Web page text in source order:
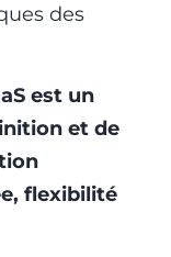
des
est un
et de
flexibilité